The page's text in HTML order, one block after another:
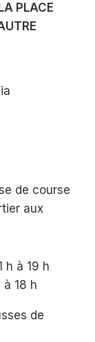
PLACE
de course
aux
h à 19 h
18 h
de